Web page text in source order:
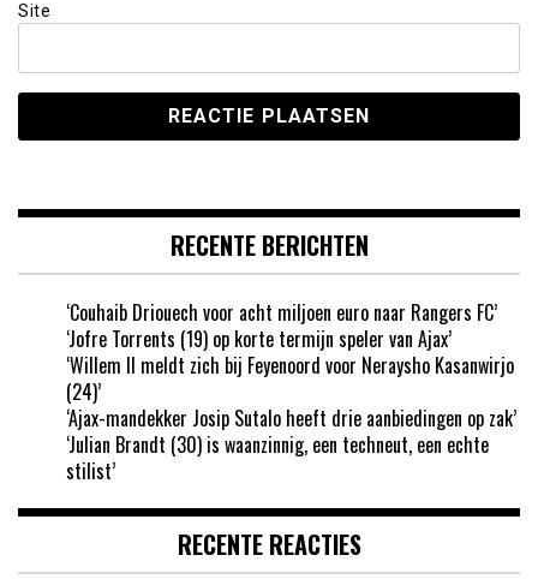
Site
RECENTE BERICHTEN
‘Couhaib Driouech voor acht miljoen euro naar Rangers FC’
‘Jofre Torrents (19) op korte termijn speler van Ajax’
‘Willem II meldt zich bij Feyenoord voor Neraysho Kasanwirjo
(24)’
‘Ajax-mandekker Josip Sutalo heeft drie aanbiedingen op zak’
‘Julian Brandt (30) is waanzinnig, een techneut, een echte
stilist’
RECENTE REACTIES